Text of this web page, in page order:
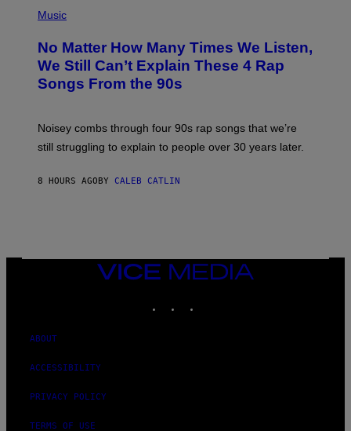
O
P
T
O
B
Y
I
D
R
F
Music
No Matter How Many Times We Listen,
We Still Can’t Explain These 4 Rap
Songs From the 90s
Noisey combs through four 90s rap songs that we’re
still struggling to explain to people over 30 years later.
8 HOURS AGO BY CALEB CATLIN
VICE
MEDIA
ABOUT
ACCESSIBILITY
PRIVACY POLICY
TERMS OF USE